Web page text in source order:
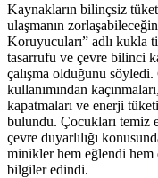
Kaynakların bilinçsiz
ulaşmanın
Koruyucuları” adlı kukla
tasarrufu ve çevre bilinci
çalışma olduğunu
kullanımından
kapatmaları ve enerji
bulundu. Çocukları temiz
çevre duyarlılığı
minikler hem eğlendi
bilgiler edindi.